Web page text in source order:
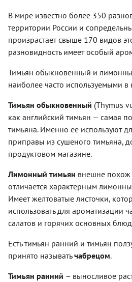
В мире известно более 350
территории России и
произрастает свыше 170 видов
разновидность имеет особый
Тимьян обыкновенный и
наиболее часто используемыми в
Тимьян обыкновенный (Thymus
как английский тимьян — самая
тимьяна. Именно ее используют
приправы из сушеного тимьяна,
продуктовом магазине.
Лимонный тимьян внешне
отличается характерным
Имеет желтоватые листочки,
использовать для ароматизации
салатов и горячих основных
Есть тимьян ранний и тимьян
принято называтьчабрецом.
Тимьян ранний – выносливое